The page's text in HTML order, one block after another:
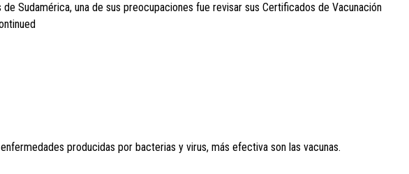
Sudamérica, una de sus preocupaciones fue revisar sus Certificados de Vacunación
producidas por bacterias y virus, más efectiva son las vacunas.